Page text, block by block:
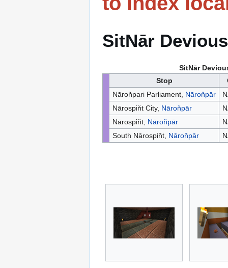
SitNār
SitNār
Stop
Nāroňpari Parliament, Nāroňpār
Nārospiňt City, Nāroňpār
Nārospiňt, Nāroňpār
South Nārospiňt, Nāroňpār